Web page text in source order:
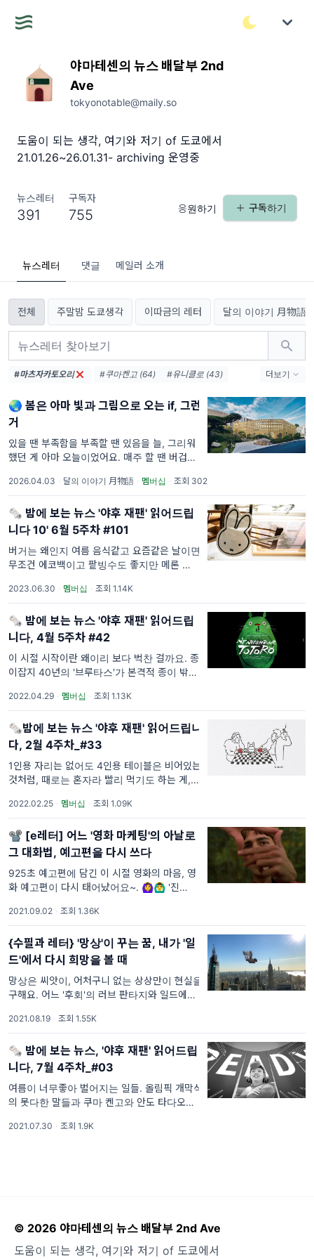
야마테센의 뉴스 배달부 2nd
Ave
tokyonotable@maily.so
도움이 되는 생각, 여기와 저기 of 도쿄에서
21.01.26~26.01.31- archiving 운영중
뉴스레터
391
구독자
755 응원하기 구독하기
뉴스레터 댓글 메일러 소개
전체 주말밤 도쿄생각 이따금의 레터 달의 이야기 月物語
#마츠자카토오리 #쿠마켄고 (64)
#유니클로 (43)
#책방 (36)
#도쿄 (33)
#시부야 (32)
#츠타야 (23)
#안도타다오 (22)
#센토 (22)
#백화점 (21)
#무라카미하루키 (21)
#사카모토류이치 (21)
#패밀리마트 (21)
더보기
🌏 봄은 아마 빛과 그림으로 오는 if, 그런
거
있을 땐 부족함을 부족할 땐 있음을 늘, 그리워
했던 게 아마 오늘이었어요. 매주 할 땐 버겁고
궂은 날 있는 것처럼 쉬어간 템포엔 그만큼의
못다한 이야기가 스친다. 두쫀쿠도 며칠 전의
그 공연도 멀리 물러나
2026.04.03 · 달의 이야기 月物語 · 멤버십 · 조회 302
🗞️ 밤에 보는 뉴스 '야후 재팬' 읽어드립
니다 10' 6월 5주차 #101
버거는 왜인지 여름 음식같고 요즘같은 날이면
무조건 에코백이고 팥빙수도 좋지만 메론 쥬스
'여름 할 준비' 되었나요.. 구독자님, 요즘 날씨
잘 견디고 있나요. 더위에 습기에 폭우에 이러
면 정말 계속 이런 날이면, 아무것도 들고있고
...
2023.06.30 · 멤버십 · 조회 1.14K
🗞️ 밤에 보는 뉴스 '야후 재팬' 읽어드립
니다, 4월 5주차 #42
이 시절 시작이란 왜이리 보다 벅찬 걸까요. 종
이잡지 40년의 '브루타스'가 본격적 종이 밖의
만 요즘 교과서에선 무슨 노래가 인기인가요.
학교를 떠나온 지 머나먼 사람이라 조금도 알
도리가 없는데요.🥲 며칠 전 일본에선 '레이와
(令和...
2022.04.29 · 멤버십 · 조회 1.13K
🗞️밤에 보는 뉴스 '야후 재팬' 읽어드립니
다, 2월 4주차_#33
1인용 자리는 없어도 4인용 테이블은 비어있는
것처럼, 때로는 혼자라 빨리 먹기도 하는 게, 어
학'의 마지노선 같았던 동계 올림픽도 끝나버린
2월. '오피셜리' 새해가 시작되는 3월을 앞둔 주
말, 구독자님은 어떤 생각을 하나요. 오늘 아침
전
2022.02.25 · 멤버십 · 조회 1.09K
📽 [e레터] 어느 '영화 마케팅'의 아날로
그 대화법, 예고편을 다시 쓰다
925초 예고편에 담긴 이 시절 영화의 마음, 영
화 예고편이 다시 태어났어요~. 🙆‍♀️🙆‍♂️ '진
예고편이 없다. 굳이 극장까지 가 자리에 앉아
10분이나 넘게 광고를 보(게되)는 일은 별로 유
쾌하지 않지만,
2021.09.02 · 조회 1.36K
{수필과 레터} '망상'이 꾸는 꿈, 내가 '일
드'에서 다시 희망을 볼 때
망상은 씨앗이, 어처구니 없는 상상만이 현실을
구해요. 어느 '후회'의 러브 판타지와 일드에서
아오는 장마철, 가을 장마에 대한 대비는 하고
계신가요? 올해는 유독 날씨가 변덕이 심해, 옷
장 정리는 물론 종잡을 수 없는 날들이 이어지
는데...
2021.08.19 · 조회 1.55K
🗞 밤에 보는 뉴스, '야후 재팬' 읽어드립
니다, 7월 4주차_#03
여름이 너무좋아 벌어지는 일들. 올림픽 개막식
의 못다한 말들과 쿠마 켄고와 안도 타다오가
소설을 스크린에 옮겨요.. 구독자 님, 지난 한
2021.07.30 · 조회 1.9K
© 2026 야마테센의 뉴스 배달부 2nd Ave
도움이 되는 생각, 여기와 저기 of 도쿄에서